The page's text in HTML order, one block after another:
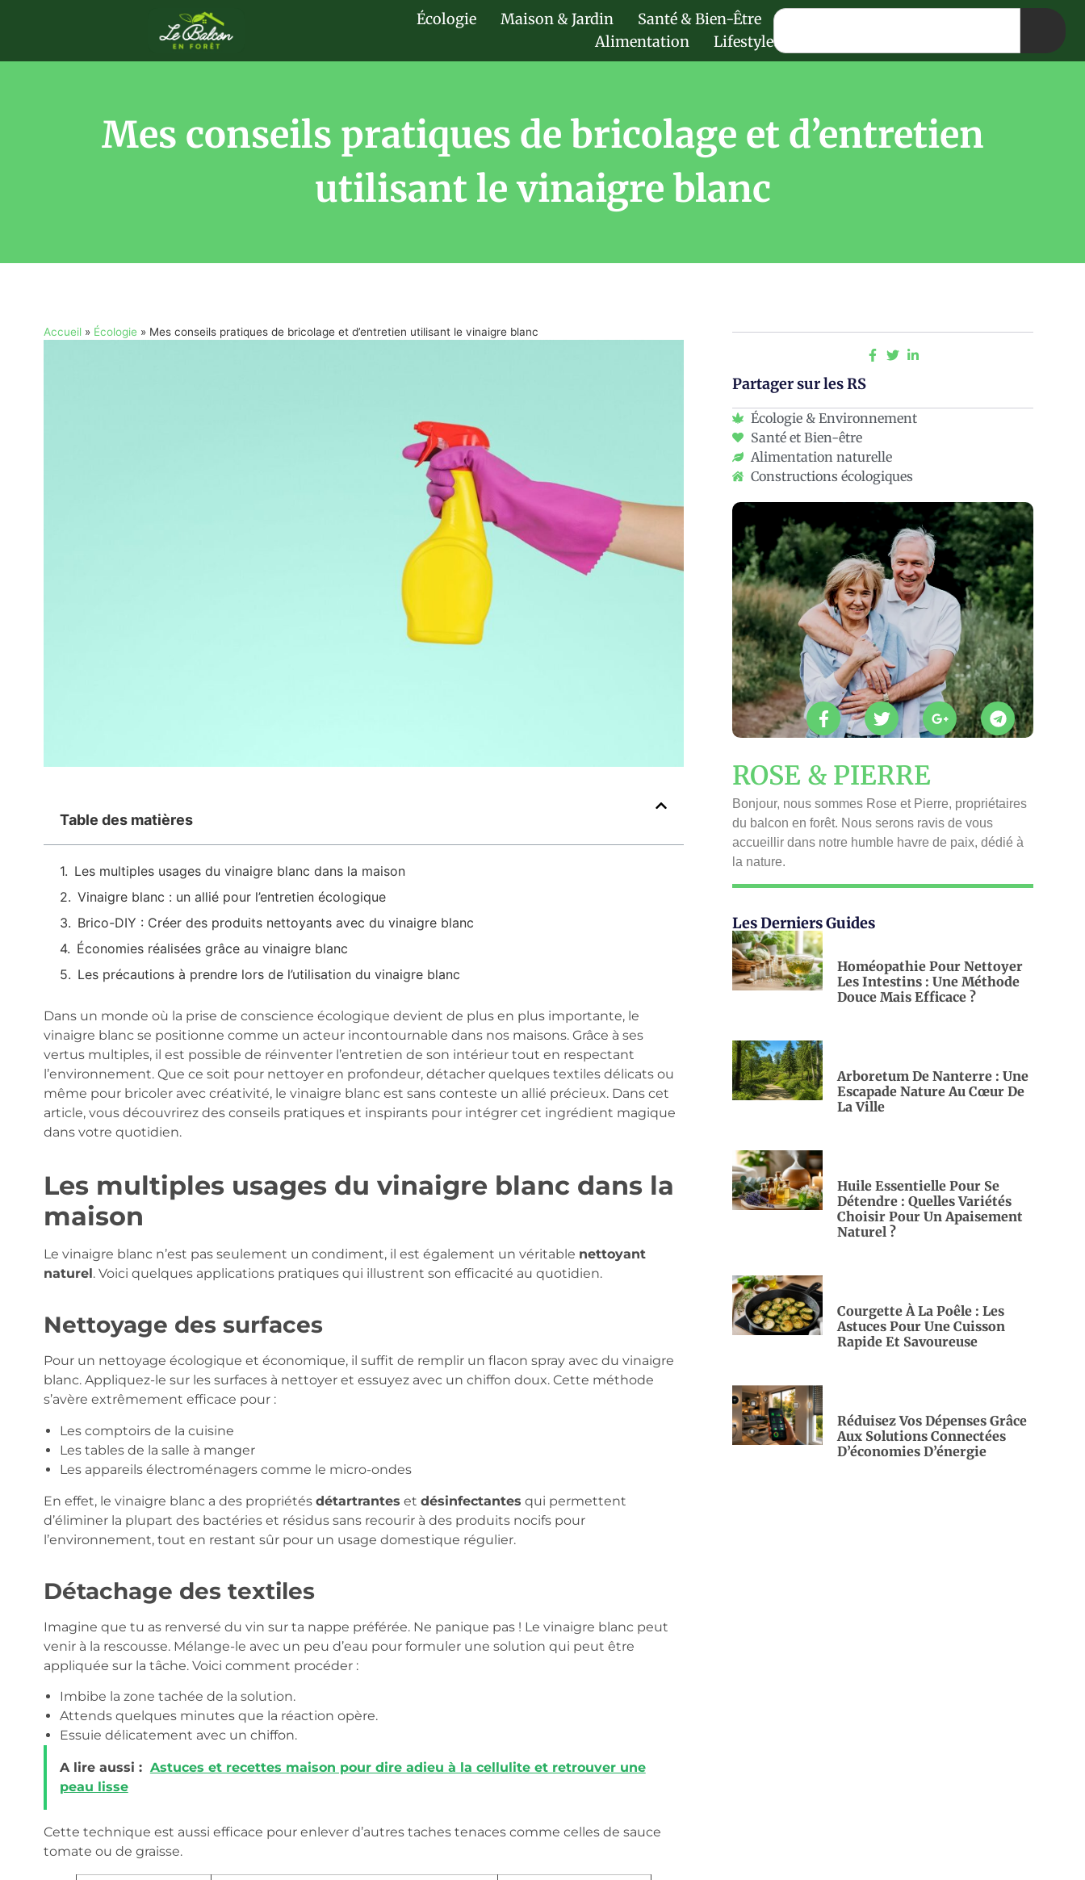
Écologie Maison & Jardin
Santé & Bien-Être
Alimentation
Lifestyle
Mes conseils pratiques de bricolage et d’entretien
utilisant le vinaigre blanc
Accueil» Écologie » Mes conseils pratiques de bricolage et d’entretien utilisant le vinaigre blanc
Table des matières
Les multiples usages du vinaigre blanc dans la maison
Vinaigre blanc : un allié pour l’entretien écologique
Brico-DIY : Créer des produits nettoyants avec du vinaigre blanc
Économies réalisées grâce au vinaigre blanc
Les précautions à prendre lors de l’utilisation du vinaigre blanc
Dans un monde où la prise de conscience écologique devient de plus en plus importante, le
vinaigre blanc se positionne comme un acteur incontournable dans nos maisons. Grâce à ses
vertus multiples, il est possible de réinventer l’entretien de son intérieur tout en respectant
l’environnement. Que ce soit pour nettoyer en profondeur, détacher quelques textiles délicats ou
même pour bricoler avec créativité, le vinaigre blanc est sans conteste un allié précieux. Dans cet
article, vous découvrirez des conseils pratiques et inspirants pour intégrer cet ingrédient magique
dans votre quotidien.
Les multiples usages du vinaigre blanc dans la
maison
Le vinaigre blanc n’est pas seulement un condiment, il est également un véritable nettoyant
naturel. Voici quelques applications pratiques qui illustrent son efficacité au quotidien.
Nettoyage des surfaces
Pour un nettoyage écologique et économique, il suffit de remplir un flacon spray avec du vinaigre
blanc. Appliquez-le sur les surfaces à nettoyer et essuyez avec un chiffon doux. Cette méthode
s’avère extrêmement efficace pour :
Les comptoirs de la cuisine
Les tables de la salle à manger
Les appareils électroménagers comme le micro-ondes
En effet, le vinaigre blanc a des propriétés détartrantes et désinfectantes qui permettent
d’éliminer la plupart des bactéries et résidus sans recourir à des produits nocifs pour
l’environnement, tout en restant sûr pour un usage domestique régulier.
Détachage des textiles
Imagine que tu as renversé du vin sur ta nappe préférée. Ne panique pas ! Le vinaigre blanc peut
venir à la rescousse. Mélange-le avec un peu d’eau pour formuler une solution qui peut être
appliquée sur la tâche. Voici comment procéder :
Imbibe la zone tachée de la solution.
Attends quelques minutes que la réaction opère.
Essuie délicatement avec un chiffon.
A lire aussi : Astuces et recettes maison pour dire adieu à la cellulite et retrouver une
peau lisse
Cette technique est aussi efficace pour enlever d’autres taches tenaces comme celles de sauce
tomate ou de graisse.
Partager sur les RS
Écologie & Environnement
Santé et Bien-être
Alimentation naturelle
Constructions écologiques
ROSE & PIERRE
Bonjour, nous sommes Rose et Pierre, propriétaires
du balcon en forêt. Nous serons ravis de vous
accueillir dans notre humble havre de paix, dédié à
la nature.
Les Derniers Guides
Homéopathie Pour Nettoyer
Les Intestins : Une Méthode
Douce Mais Efficace ?
Arboretum De Nanterre : Une
Escapade Nature Au Cœur De
La Ville
Huile Essentielle Pour Se
Détendre : Quelles Variétés
Choisir Pour Un Apaisement
Naturel ?
Courgette À La Poêle : Les
Astuces Pour Une Cuisson
Rapide Et Savoureuse
Réduisez Vos Dépenses Grâce
Aux Solutions Connectées
D’économies D’énergie